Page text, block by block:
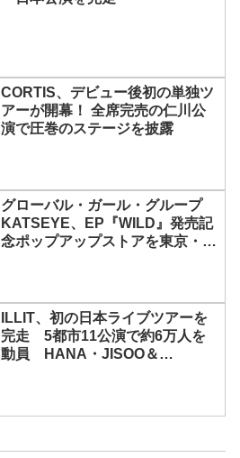
CORTIS、デビュー後初の単独ツ
アーが開幕！ 全席完売の仁川公
演で圧巻のステージを披露
グローバル・ガール・グループ
KATSEYE、EP『WILD』発売記
念ポップアップストアを東京・原
ILLIT、初の日本ライブツアーを
完走 5都市11公演で約6万人を
動員 HANA・JISOO＆